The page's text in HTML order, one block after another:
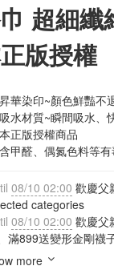
超細纖
版授權
華染印~顏色鮮豔不
水材質~瞬間吸水、
正版授權商品
甲醛、偶氮色料等
08/10 02:00 歡慶父
categories
08/10 02:00 歡慶父
滿899送變形金剛襪
more